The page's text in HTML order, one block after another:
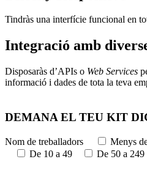
Tindràs una interfície funcional en
Integració amb
Disposaràs d’APIs o Web Services
informació i dades de tota la teva
DEMANA EL TEU KIT
Nom de treballadors Menys
De 10 a 49
De 50 a 249